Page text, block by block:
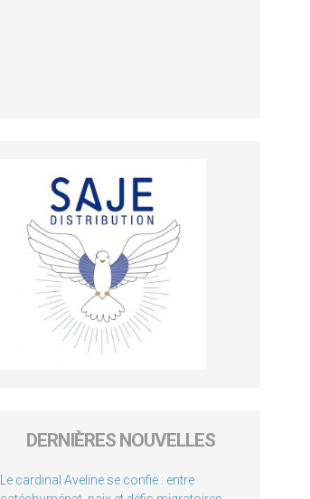
DERNIÈRES NOUVELLES
Le cardinal Aveline se confie : entre